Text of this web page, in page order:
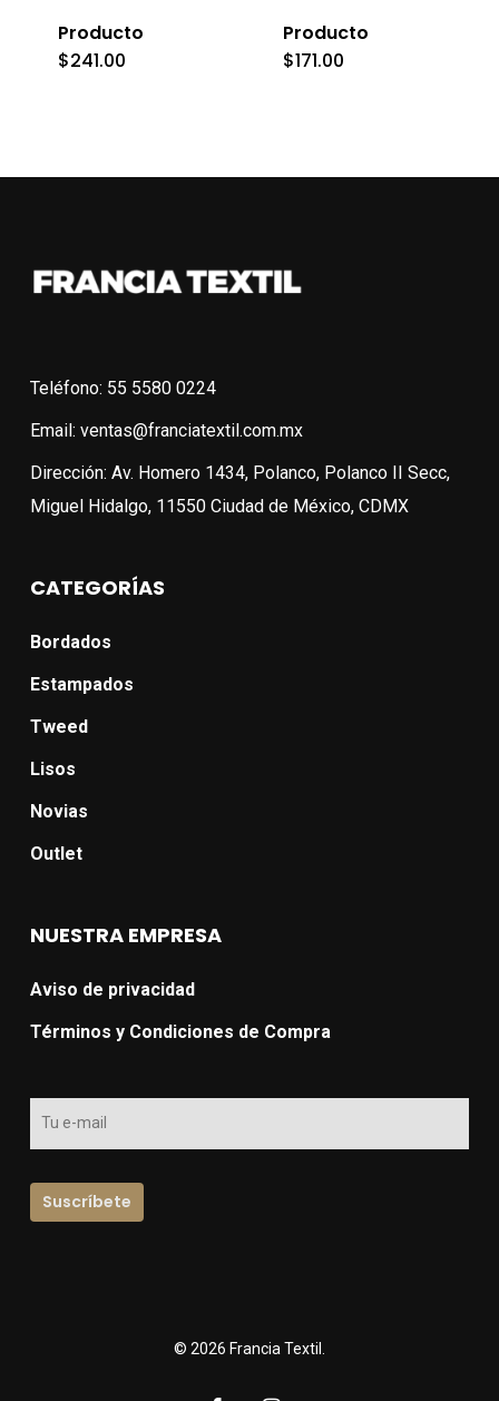
Producto
$241.00
Producto
$171.00
Teléfono: 55 5580 0224
Email: ventas@franciatextil.com.mx
Dirección: Av. Homero 1434, Polanco, Polanco II Secc,
Miguel Hidalgo, 11550 Ciudad de México, CDMX
CATEGORÍAS
Bordados
Estampados
Tweed
Lisos
Novias
Outlet
NUESTRA EMPRESA
Aviso de privacidad
Términos y Condiciones de Compra
© 2026 Francia Textil.